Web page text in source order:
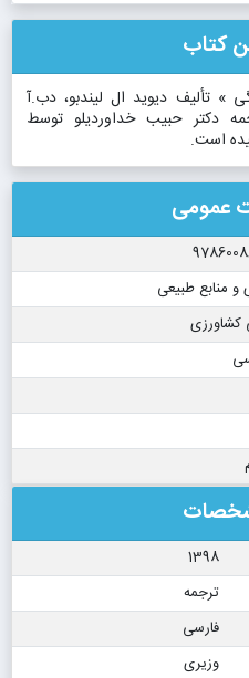
کتاب
تألیف دیوید ال لیندبو، دب.آ
دکتر حبیب خداوردیلو توسط
است.
عمومی
و منابع طبیعی
کشاورزی
1398
ترجمه
فارسی
وزیری